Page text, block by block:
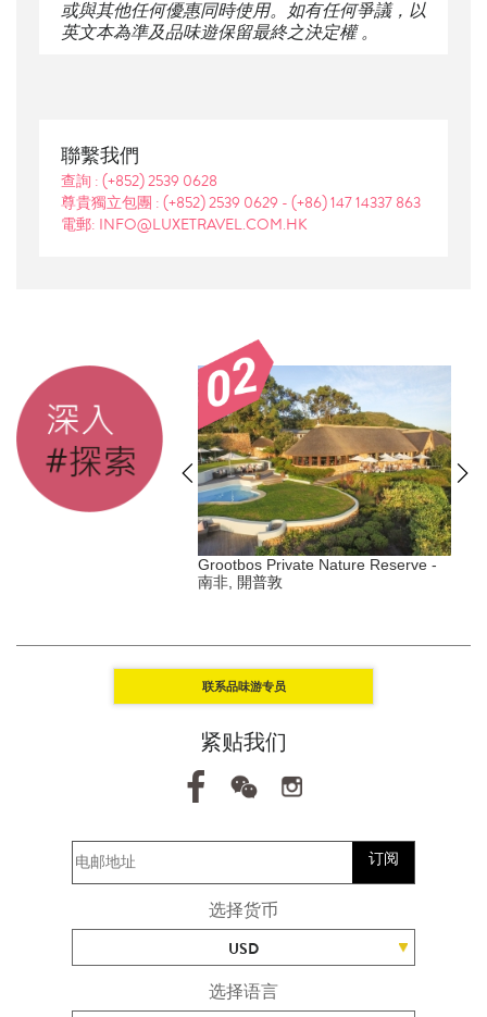
或與其他任何優惠同時使用。如有任何爭議，以
英文本為準及品味遊保留最終之決定權 。
聯繫我們
查詢 : (+852) 2539 0628
尊貴獨立包團 : (+852) 2539 0629 - (+86) 147 14337 863
電郵: INFO@LUXETRAVEL.COM.HK
Grootbos Private Nature Reserve -
南非, 開普敦
联系品味游专员
紧贴我们
订阅
选择货币
USD
选择语言